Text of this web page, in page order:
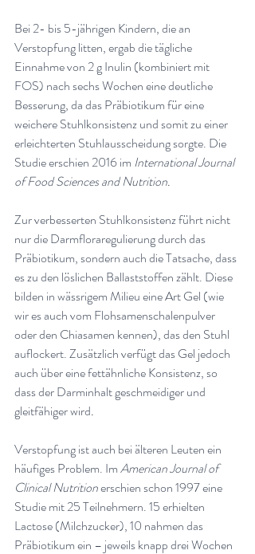
Bei 2- bis 5-jährigen Kindern, die an
Verstopfung litten, ergab die tägliche
Einnahme von 2 g Inulin (kombiniert mit
FOS) nach sechs Wochen eine deutliche
Besserung, da das Präbiotikum für eine
weichere Stuhlkonsistenz und somit zu einer
erleichterten Stuhlausscheidung sorgte. Die
Studie erschien 2016 im International Journal
of Food Sciences and Nutrition.
Zur verbesserten Stuhlkonsistenz führt nicht
nur die Darmfloraregulierung durch das
Präbiotikum, sondern auch die Tatsache, dass
es zu den löslichen Ballaststoffen zählt. Diese
bilden in wässrigem Milieu eine Art Gel (wie
wir es auch vom Flohsamenschalenpulver
oder den Chiasamen kennen), das den Stuhl
auflockert. Zusätzlich verfügt das Gel jedoch
auch über eine fettähnliche Konsistenz, so
dass der Darminhalt geschmeidiger und
gleitfähiger wird.
Verstopfung ist auch bei älteren Leuten ein
häufiges Problem. Im American Journal of
Clinical Nutrition erschien schon 1997 eine
Studie mit 25 Teilnehmern. 15 erhielten
Lactose (Milchzucker), 10 nahmen das
Präbiotikum ein – jeweils knapp drei Wochen